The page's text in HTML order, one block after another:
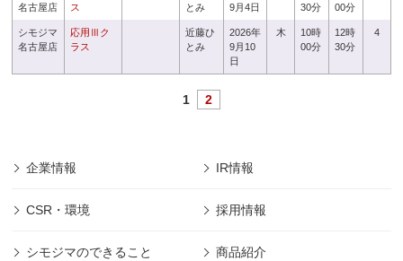
名古屋店
ス
とみ
9月4日
30分
00分
シモジマ
名古屋店
応用Ⅲク
ラス
近藤ひ
とみ
2026年
9月10
日
木
10時
00分
12時
30分
4
1 2
企業情報 IR情報
CSR・環境 採用情報
シモジマのできること 商品紹介